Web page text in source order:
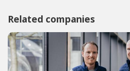
Related companies